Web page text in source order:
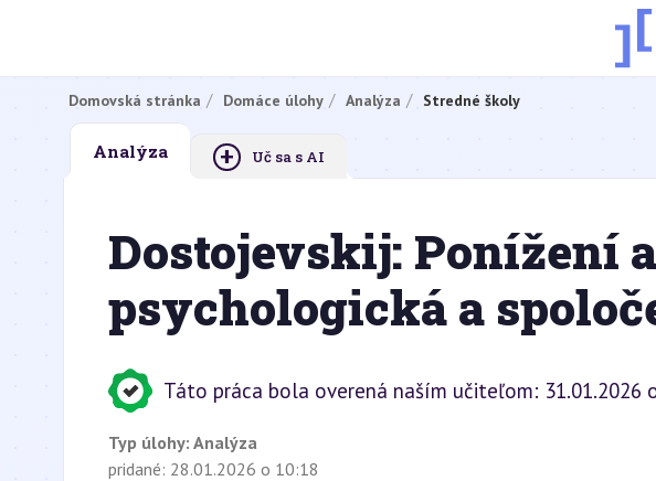
Domovská stránka Domáce úlohy Analýza Stredné školy
Analýza + Uč sa s AI
Dostojevskij: Ponížení
psychologická a
Táto práca bola overená naším učiteľom: 31.01.2026
Typ úlohy: Analýza
pridané: 28.01.2026 o 10:18